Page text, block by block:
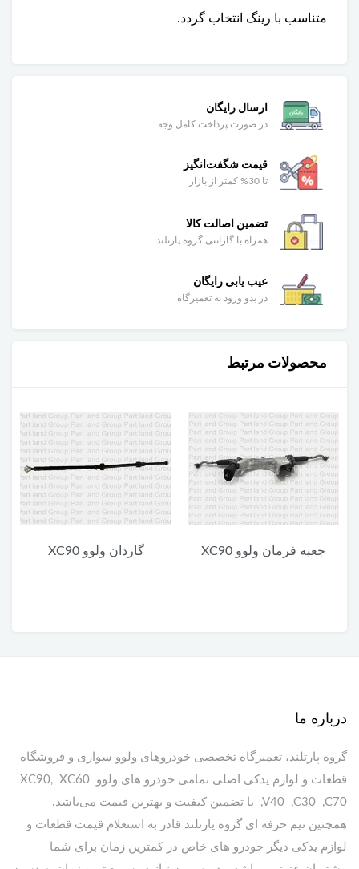
متناسب با رینگ انتخاب گردد.
ارسال رایگان
در صورت پرداخت کامل وجه
قیمت شگفت‌انگیز
تا 30% کمتر از بازار
تضمین اصالت کالا
همراه با گارانتی گروه پارتلند
عیب یابی رایگان
در بدو ورود به تعمیرگاه
محصولات مرتبط
گاردان ولوو XC90
یونیت پایین چراغ جلو ولوو
درباره ما
گروه پارتلند، تعمیرگاه تخصصی خودروهای ولوو سواری و فروشگاه
قطعات و لوازم یدکی اصلی تمامی خودرو های ولوو XC90, XC60
,V40 ,C30 ,C70 با تضمین کیفیت و بهترین قیمت می‌باشد.
همچنین تیم حرفه ای گروه پارتلند قادر به استعلام قیمت قطعات و
لوازم یدکی دیگر خودرو های خاص در کمترین زمان برای شما